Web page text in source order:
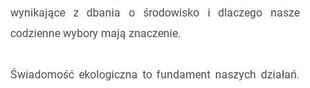
wynikające z dbania o środowisko i dlaczego nasze
codzienne wybory mają znaczenie.
Świadomość ekologiczna to fundament naszych działań.